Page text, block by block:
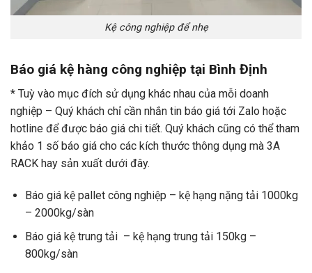
Kệ công nghiệp để nhẹ
Báo giá kệ hàng công nghiệp tại Bình Định
* Tuỳ vào mục đích sử dụng khác nhau của mỗi doanh
nghiệp – Quý khách chỉ cần nhắn tin báo giá tới Zalo hoặc
hotline để được báo giá chi tiết. Quý khách cũng có thể tham
khảo 1 số báo giá cho các kích thước thông dụng mà 3A
RACK hay sản xuất dưới đây.
Báo giá kệ pallet công nghiệp – kệ hạng nặng tải 1000kg
– 2000kg/sàn
Báo giá kệ trung tải – kệ hạng trung tải 150kg –
800kg/sàn